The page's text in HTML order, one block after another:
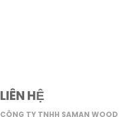
LIÊN HỆ
CÔNG TY TNHH SAMAN WOOD